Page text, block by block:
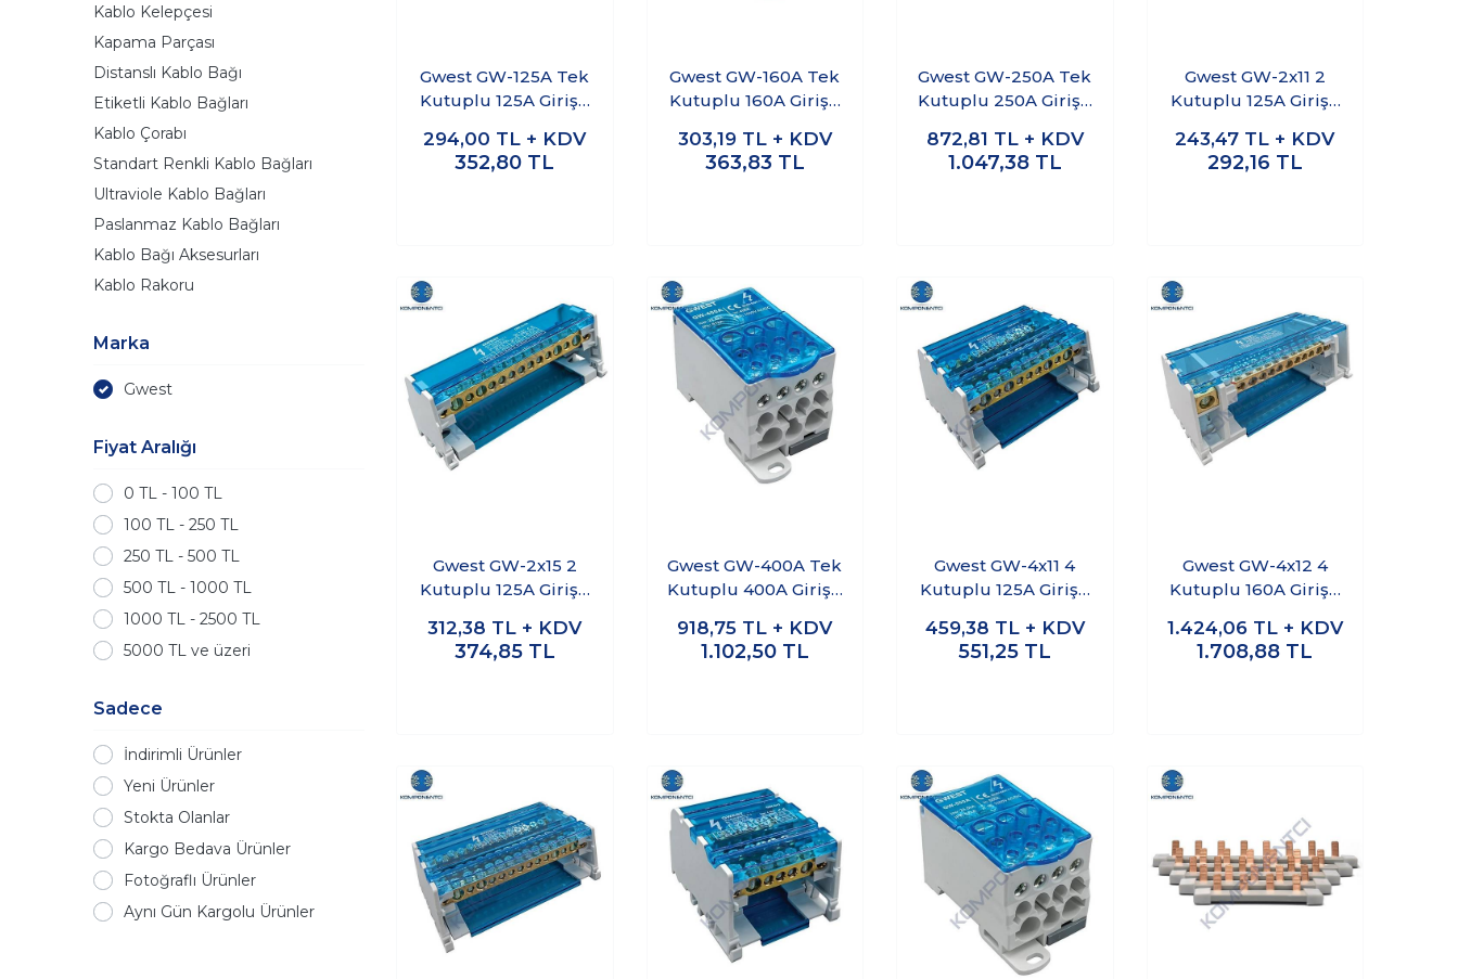
Kablo Kelepçesi
Kapama Parçası
Distanslı Kablo Bağı
Etiketli Kablo Bağları
Kablo Çorabı
Standart Renkli Kablo Bağları
Ultraviole Kablo Bağları
Paslanmaz Kablo Bağları
Kablo Bağı Aksesurları
Kablo Rakoru
Marka
Gwest
Fiyat Aralığı
0 TL - 100 TL
100 TL - 250 TL
250 TL - 500 TL
500 TL - 1000 TL
1000 TL - 2500 TL
5000 TL ve üzeri
Sadece
İndirimli Ürünler
Yeni Ürünler
Stokta Olanlar
Kargo Bedava Ürünler
Fotoğraflı Ürünler
Aynı Gün Kargolu Ürünler
Gwest GW-125A Tek
Kutuplu 125A Girişli
294,00 TL + KDV
352,80 TL
Gwest GW-160A Tek
Kutuplu 160A Girişli
303,19 TL + KDV
363,83 TL
Gwest GW-250A Tek
Kutuplu 250A Girişli
872,81 TL + KDV
1.047,38 TL
Gwest GW-2x11 2
Kutuplu 125A Girişli
243,47 TL + KDV
292,16 TL
Gwest GW-2x15 2
Kutuplu 125A Girişli
312,38 TL + KDV
374,85 TL
Gwest GW-400A Tek
Kutuplu 400A Girişli
918,75 TL + KDV
1.102,50 TL
Gwest GW-4x11 4
Kutuplu 125A Girişli
459,38 TL + KDV
551,25 TL
Gwest GW-4x12 4
Kutuplu 160A Girişli
1.424,06 TL + KDV
1.708,88 TL